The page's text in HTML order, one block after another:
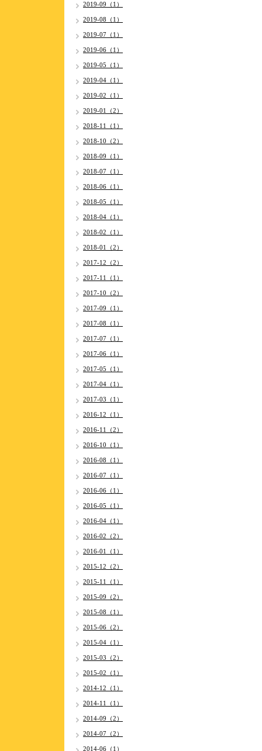
2019-09（1）
2019-08（1）
2019-07（1）
2019-06（1）
2019-05（1）
2019-04（1）
2019-02（1）
2019-01（2）
2018-11（1）
2018-10（2）
2018-09（1）
2018-07（1）
2018-06（1）
2018-05（1）
2018-04（1）
2018-02（1）
2018-01（2）
2017-12（2）
2017-11（1）
2017-10（2）
2017-09（1）
2017-08（1）
2017-07（1）
2017-06（1）
2017-05（1）
2017-04（1）
2017-03（1）
2016-12（1）
2016-11（2）
2016-10（1）
2016-08（1）
2016-07（1）
2016-06（1）
2016-05（1）
2016-04（1）
2016-02（2）
2016-01（1）
2015-12（2）
2015-11（1）
2015-09（2）
2015-08（1）
2015-06（2）
2015-04（1）
2015-03（2）
2015-02（1）
2014-12（1）
2014-11（1）
2014-09（2）
2014-07（2）
2014-06（1）